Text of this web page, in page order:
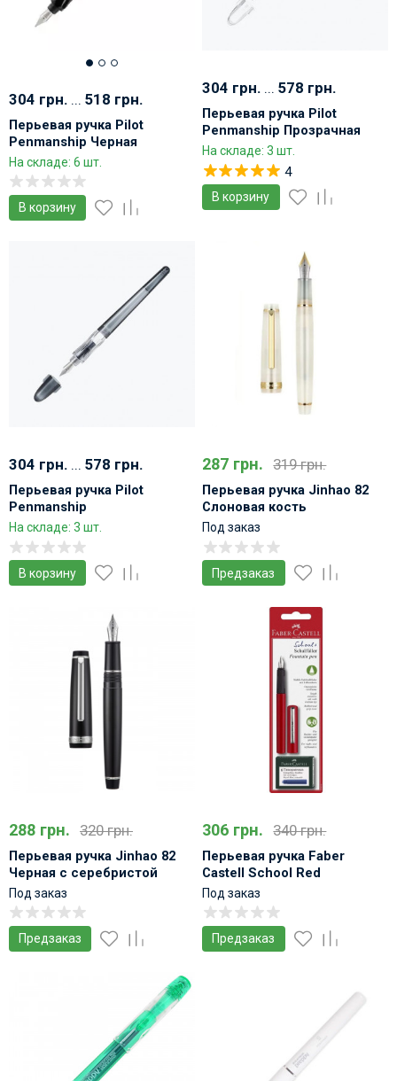
304 грн. ... 518 грн.
Перьевая ручка Pilot
Penmanship Черная
На складе: 6 шт.
В корзину
304 грн. ... 578 грн.
Перьевая ручка Pilot
Penmanship Прозрачная
На складе: 3 шт.
4
В корзину
304 грн. ... 578 грн.
Перьевая ручка Pilot
Penmanship
Полупрозрачная черная
На складе: 3 шт.
В корзину
287 грн. 319 грн.
Перьевая ручка Jinhao 82
Слоновая кость
полупрозрачная
Под заказ
Предзаказ
288 грн. 320 грн.
Перьевая ручка Jinhao 82
Черная с серебристой
отделкой
Под заказ
Предзаказ
306 грн. 340 грн.
Перьевая ручка Faber
Castell School Red
Под заказ
Предзаказ